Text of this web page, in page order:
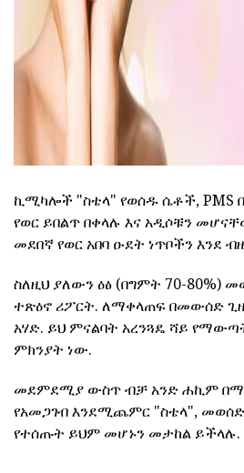
ኪሚካሎች "ስቴላ" የወሰዱ ሴቶች, PMS
የወር ይበልጥ በቀላሉ እና አዲሶቹን
መደበኛ የወር አበባ ዑደት ነጥቦችን እንደ
ስለዚህ ያለውን ዕፅ (በግምት 70-80%)
ተጽዕኖ ሪፖርት. ለማቀላጠፍ በመውሰድ
አሃድ. ይህ ምናልባት አረንጓዴ ሻይ
ምክንያት ነው.
መደምደሚያ ውስጥ ብቻ አንድ ሐኪም
የአመጋገብ እንደሚጨምር "ስቴላ",
የተሰጡት ይህም መሆኑን መታከል ይችላሉ.